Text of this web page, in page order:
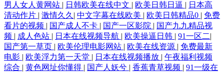
男人女人黄网站 | 日韩欧美在线中文 | 欧美日韩日逼 | 日本高
清动作片 | 激情久久 | 中文字幕在线欧美 | 欧美日韩精品0 | 免费
看片的视频 | 国产成人不卡 | 国产一区影院 | 国产九九精品视
频 | 成人色站 | 日本在线视频导航 | 欧美操逼日韩 | 91一区二|
国产第一草页 | 欧美伦理电影网站 | 欧美在线资源 | 免费最新
电影 | 欧美浮力第一天堂 | 日本在线视频播放 | 午夜福利视频
综合 | 黄色网址你懂得 | 国产人妖兮 | 香蕉青草视频 | 91一级在